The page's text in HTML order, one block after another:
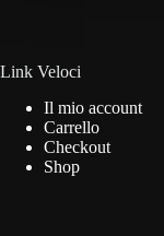
pagina
prodotto
Link Veloci
Il mio account
Carrello
Checkout
Shop